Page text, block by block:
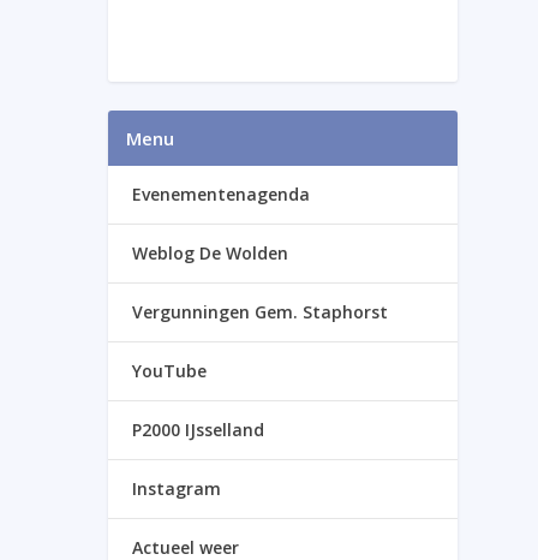
Menu
Evenementenagenda
Weblog De Wolden
Vergunningen Gem. Staphorst
YouTube
P2000 IJsselland
Instagram
Actueel weer